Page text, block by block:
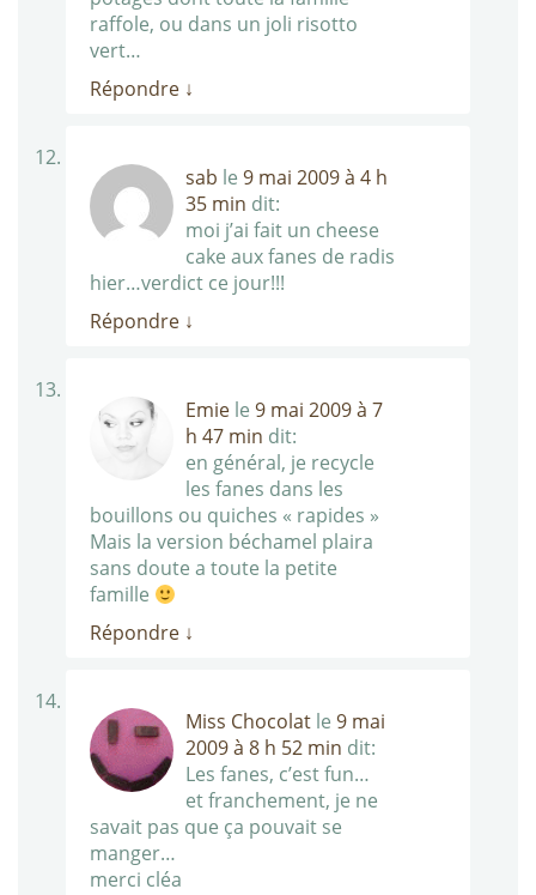
raffole, ou dans un joli risotto
vert…
Répondre ↓
sab le 9 mai 2009 à 4 h
35 min dit:
moi j’ai fait un cheese
cake aux fanes de radis
hier…verdict ce jour!!!
Répondre ↓
Emie le 9 mai 2009 à 7
h 47 min dit:
en général, je recycle
les fanes dans les
bouillons ou quiches « rapides »
Mais la version béchamel plaira
sans doute a toute la petite
famille
Répondre ↓
Miss Chocolat le 9 mai
2009 à 8 h 52 min dit:
Les fanes, c’est fun…
et franchement, je ne
savait pas que ça pouvait se
manger…
merci cléa